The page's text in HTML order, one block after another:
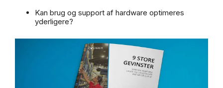
Kan brug og support af hardware optimeres
yderligere?